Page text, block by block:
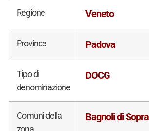
Regione Veneto
Province Padova
Tipo di
denominazione
DOCG
Comuni della
zona
Bagnoli di Sopra